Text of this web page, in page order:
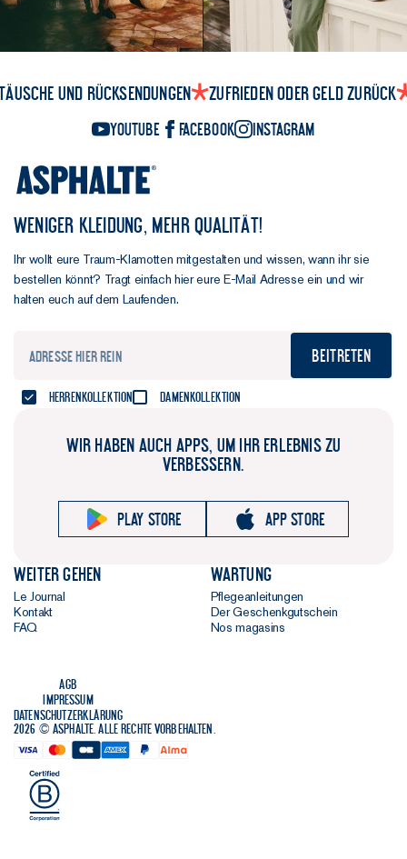
und Rücksendungen Zufrieden oder Geld zurück
YouTube Facebook Instagram
WENIGER KLEIDUNG, MEHR QUALITÄT!
Ihr wollt eure Traum-Klamotten mitgestalten und wissen, wann ihr sie
bestellen könnt? Tragt einfach hier eure E-Mail Adresse ein und wir
halten euch auf dem Laufenden.
Beitreten
Herrenkollektion Damenkollektion
WIR HABEN AUCH APPS, UM IHR ERLEBNIS ZU
VERBESSERN.
Play store App store
Weiter gehen
Le Journal
Kontakt
FAQ
Wartung
Pflegeanleitungen
Der Geschenkgutschein
Nos magasins
AGB
Impressum
Datenschutzerklärung
2026 © Asphalte. Alle Rechte vorbehalten.